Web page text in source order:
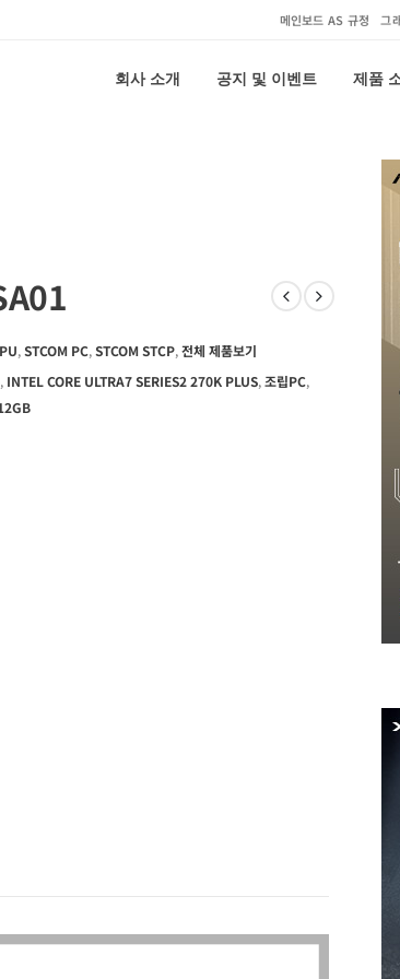
메인보드 AS 규정 그
회사 소개 공지 및 이벤트 제품
,STCOM PC,STCOM STCP,전체 제품보기
, INTEL CORE ULTRA7 SERIES2 270K PLUS,조립PC,